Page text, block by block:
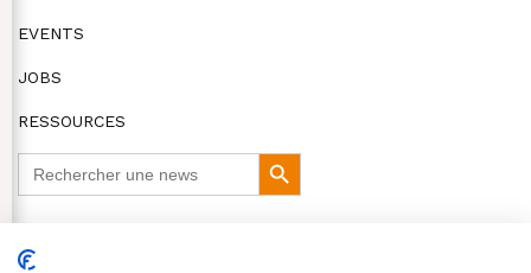
EVENTS
JOBS
RESSOURCES
Search
Button
DISCLAIMER